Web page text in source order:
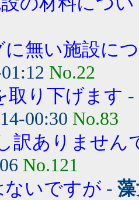
に無い施設に
No.22
取り下げます -
00:30 No.83
訳ありません
No.121
ないですが -